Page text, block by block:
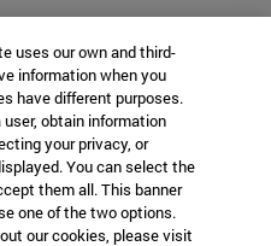
uses our own and third-
information when you
have different purposes.
obtain information
your privacy, or
You can select the
them all. This banner
one of the two options.
our cookies, please visit